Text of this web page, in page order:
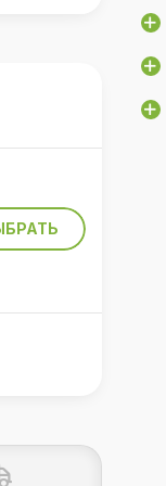
(при